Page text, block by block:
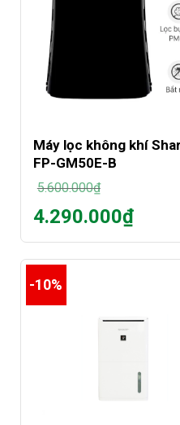
Máy lọc không khí
FP-GM50E-B
5.600.000₫
Giá
gốc
là:
4.290.000₫
tại
là:
4.290.000₫.
-10%